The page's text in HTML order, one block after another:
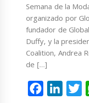
Semana de la
organizado por
fundador de
Duffy, y la
Coalition, Andrea
de […]